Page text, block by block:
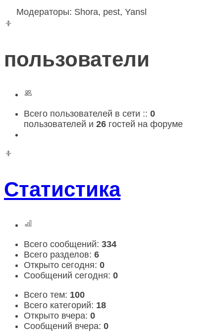
Модераторы: Shora, pest, Yansl
пользователи
Всего пользователей в сети :: 0
пользователей и 26 гостей на форуме
Статистика
Всего сообщений: 334
Всего разделов: 6
Открыто сегодня: 0
Сообщений сегодня: 0
Всего тем: 100
Всего категорий: 18
Открыто вчера: 0
Сообщений вчера: 0